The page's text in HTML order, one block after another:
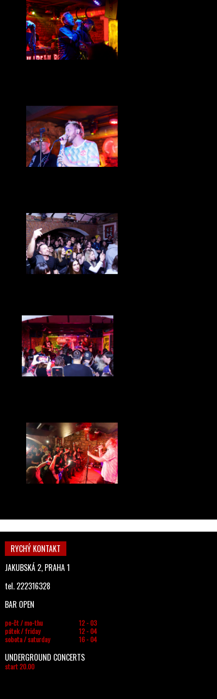
RYCHÝ KONTAKT
JAKUBSKÁ 2, PRAHA 1
tel. 222316328
BAR OPEN
po-čt / mo-thu
12 - 03
pátek / friday
12 - 04
sobota / saturday
16 - 04
UNDERGROUND CONCERTS
start 20.00